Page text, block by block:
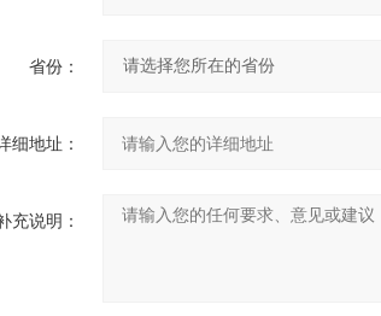
省份：
细地址：
充说明：